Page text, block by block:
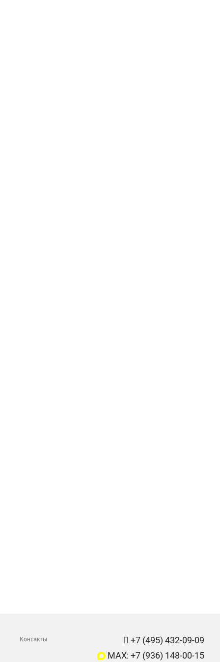
Контакты
+7 (495) 432-09-09
MAX: +7 (936) 148-00-15